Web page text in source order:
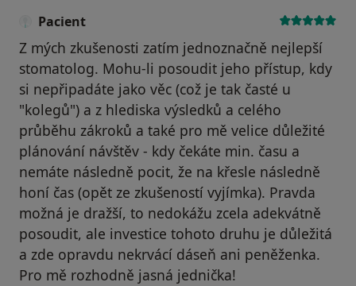
Pacient
Z mých zkušenosti zatím jednoznačně nejlepší
stomatolog. Mohu-li posoudit jeho přístup, kdy
si nepřipadáte jako věc (což je tak časté u
"kolegů") a z hlediska výsledků a celého
průběhu zákroků a také pro mě velice důležité
plánování návštěv - kdy čekáte min. času a
nemáte následně pocit, že na křesle následně
honí čas (opět ze zkušeností vyjímka). Pravda
možná je dražší, to nedokážu zcela adekvátně
posoudit, ale investice tohoto druhu je důležitá
a zde opravdu nekrvácí dáseň ani peněženka.
Pro mě rozhodně jasná jednička!